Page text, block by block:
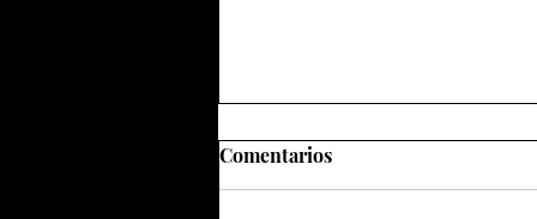
Comentarios